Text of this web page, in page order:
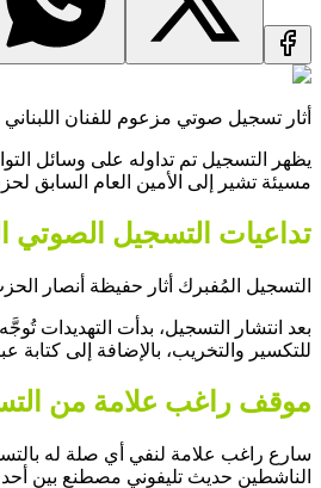
أثار تسجيل صوتي مزعوم للفنان
يظهر التسجيل تم تداوله على وسائل
مسيئة تشير إلى الأمين العام السابق
تداعيات التسجيل الصوتي
التسجيل المُفبرك أثار حفيظة أنصار
بعد انتشار التسجيل، بدأت
للتكسير والتخريب، بالإضافة إلى
موقف راغب علامة من
سارع راغب علامة لنفي أي صلة له
الناشطين حديث تليفوني مصطنع بين